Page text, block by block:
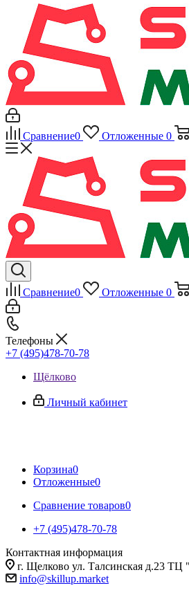
Сравнение0 Отложенные 0
Сравнение0 Отложенные 0
Телефоны
+7 (495)478-70-78
Щёлково
Личный кабинет
Корзина0
Отложенные0
Сравнение товаров0
+7 (495)478-70-78
Контактная информация
г. Щелково ул. Талсинская д.23
info@skillup.market